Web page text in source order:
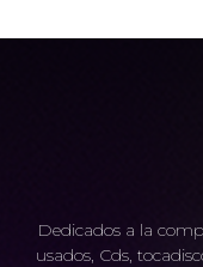
Dedicados a la
usados, Cds,